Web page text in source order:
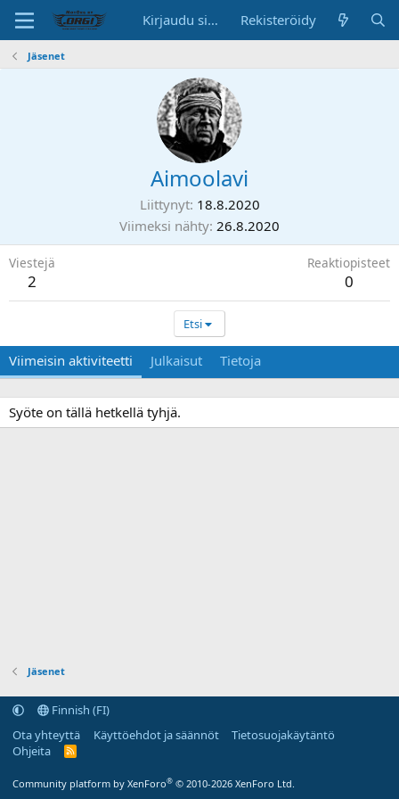
Kirjaudu sisään Rekisteröidy
Jäsenet
Aimoolavi
Liittynyt 18.8.2020
Viimeksi nähty 26.8.2020
Viestejä
2
Reaktiopisteet
0
Etsi
Viimeisin aktiviteetti Julkaisut Tietoja
Syöte on tällä hetkellä tyhjä.
Jäsenet
Finnish (FI)
Ota yhteyttä
Käyttöehdot ja säännöt
Tietosuojakäytäntö
Ohjeita
R
Community platform by XenForo® © 2010-2026 XenForo Ltd.